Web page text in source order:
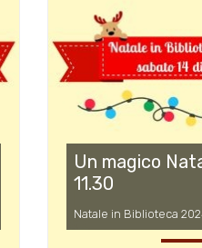
Un magico
11.30
Natale in Biblioteca